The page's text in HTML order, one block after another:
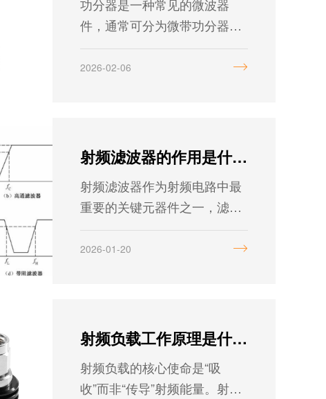
各具优势，适用于从消费电子
到毫米波雷达等不同层级的应
用。
功分器是一种常见的微波器
件，通常可分为微带功分器、
电阻式功分器、铁氧体功分
器。今天主要介绍的是微带功
性。
2026-02-06
射频滤波器的作用是什么？
射频滤波器作为射频电路中最
重要的关键元器件之一，滤波
器广泛应用在各类射频微波电
路中，并且具有多种种类。
2026-01-20
射频负载工作原理是什么？
射频负载的核心使命是“吸
收”而非“传导”射频能量。射频